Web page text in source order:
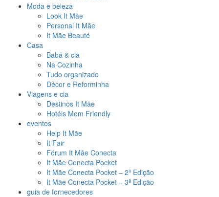
Moda e beleza
Look It Mãe
Personal It Mãe
It Mãe Beauté
Casa
Babá & cia
Na Cozinha
Tudo organizado
Décor e Reforminha
Viagens e cia
Destinos It Mãe
Hotéis Mom Friendly
eventos
Help It Mãe
It Fair
Fórum It Mãe Conecta
It Mãe Conecta Pocket
It Mãe Conecta Pocket – 2ª Edição
It Mãe Conecta Pocket – 3ª Edição
guia de fornecedores